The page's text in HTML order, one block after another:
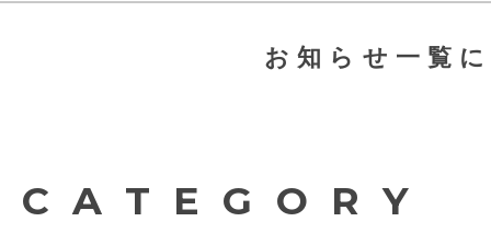
お知らせ一覧
CATEGORY